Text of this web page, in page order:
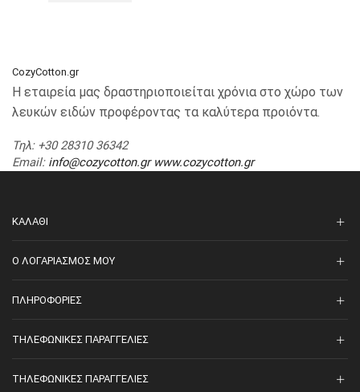
CozyCotton.gr
Η εταιρεία μας δραστηριοποιείται χρόνια στο χώρο των
λευκών ειδών προφέροντας τα καλύτερα προιόντα.
Τηλ: +30 28310 36342
Email: info@cozycotton.gr www.cozycotton.gr
ΚΑΛΆΘΙ
O ΛΟΓΑΡΙΑΣΜΌΣ ΜΟΥ
ΠΛΗΡΟΦΟΡΊΕΣ
ΤΗΛΕΦΩΝΙΚΈΣ ΠΑΡΑΓΓΕΛΊΕΣ
ΤΗΛΕΦΩΝΙΚΈΣ ΠΑΡΑΓΓΕΛΊΕΣ